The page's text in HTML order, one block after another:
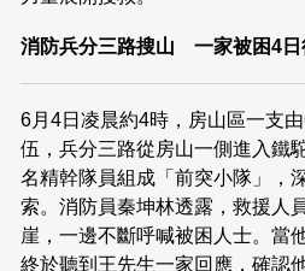
消防兵分三路搜山 一家被困4日
6月4日凌晨約4時，房山區一支
伍，兵分三路從房山一側進入鐵
名精幹隊員組成「前突小隊」，
索。消防員秦坤林透露，救援人
崖，一邊不斷呼喊被困人士。當
終於聽到王先生一家回應，確認